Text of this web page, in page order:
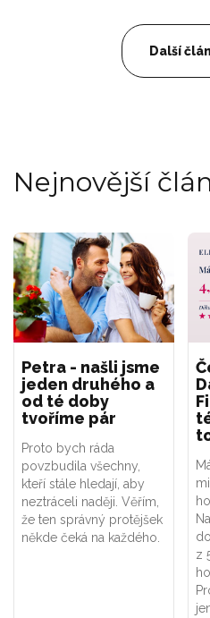
Další
Nejnovější
Petra - našli jsme
jeden druhého a
od té doby
tvoříme pár
Proto bych ráda
povzbudila všechny,
kteří stále hledají, aby
neztráceli naději. Věřím,
že ten správný protějšek
někde čeká na každého.
z